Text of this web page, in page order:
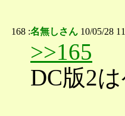
168 :名無しさん 10/05/28
>>165
DC版2